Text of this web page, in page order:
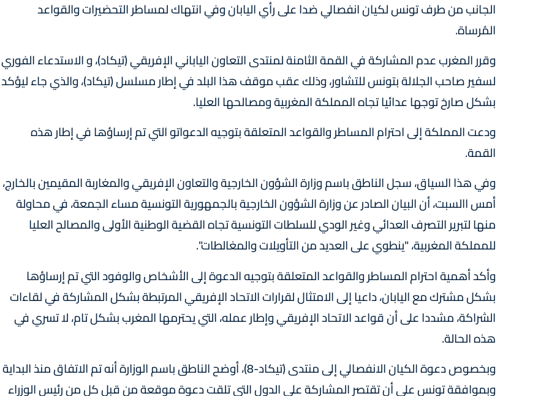
الجانب من طرف تونس لكيان انفصالي ضدا على رأي اليابان وفي انتهاك لمساطر التحضيرات والقواعد
المُرساة.
وقرر المغرب عدم المشاركة في القمة الثامنة لمنتدى التعاون الياباني الإفريقي (تيكاد)، و الاستدعاء الفوري
لسفير صاحب الجلالة بتونس للتشاور، وذلك عقب موقف هذا البلد في إطار مسلسل (تيكاد)، والذي جاء ليؤكد
بشكل صارخ توجها عدائيا تجاه المملكة المغربية ومصالحها العليا.
ودعت المملكة إلى احترام المساطر والقواعد المتعلقة بتوجيه الدعواتو التي تم إرساؤها في إطار هذه
القمة.
وفي هذا السياق، سجل الناطق باسم وزارة الشؤون الخارجية والتعاون الإفريقي والمغاربة المقيمين بالخارج،
أمس االسبت، أن البيان الصادر عن وزارة الشؤون الخارجية بالجمهورية التونسية مساء الجمعة، في محاولة
منها لتبرير التصرف العدائي وغير الودي للسلطات التونسية تجاه القضية الوطنية الأولى والمصالح العليا
للمملكة المغربية، "ينطوي على العديد من التأويلات والمغالطات".
وأكد أهمية احترام المساطر والقواعد المتعلقة بتوجيه الدعوة إلى الأشخاص والوفود التي تم إرساؤها
بشكل مشترك مع اليابان، داعيا إلى الامتثال لقرارات الاتحاد الإفريقي المرتبطة بشكل المشاركة في لقاءات
الشراكة، مشددا على أن قواعد الاتحاد الإفريقي وإطار عمله، التي يحترمها المغرب بشكل تام، لا تسري في
هذه الحالة.
وبخصوص دعوة الكيان الانفصالي إلى منتدى (تيكاد-8)، أوضح الناطق باسم الوزارة أنه تم الاتفاق منذ البداية
وبموافقة تونس على أن تقتصر المشاركة على الدول التي تلقت دعوة موقعة من قبل كل من رئيس الوزراء